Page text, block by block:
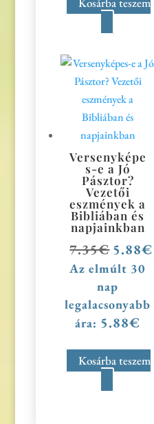
Versenyképe
s-e a Jó
Pásztor?
Vezetői
eszmények a
Bibliában és
napjainkban
7.35€ Original
price
was:
7.35€.
5.88€
Az elmúlt 30
nap
legalacsonyabb
ára: 5.88€
Kosárba teszem